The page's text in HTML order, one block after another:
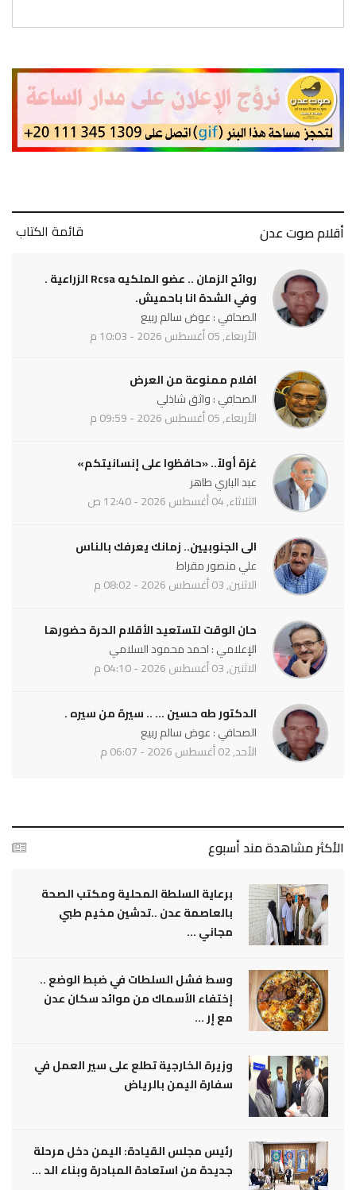
أقلام صوت عدن قائمة الكتاب
روائح الزمان .. عضو الملكيه Rcsa الزراعية .
وفي الشدة انا باحميش.
الصحافي : عوض سالم ربيع
الأربعاء, 05 أغسطس 2026 - 10:03 م
افلام ممنوعة من العرض
الصحافي : واثق شاذلي
الأربعاء, 05 أغسطس 2026 - 09:59 م
غزة أولاً.. «حافظوا على إنسانيتكم»
عبد الباري طاهر
الثلاثاء, 04 أغسطس 2026 - 12:40 ص
الى الجنوبيين.. زمانك يعرفك بالناس
علي منصور مقراط
الاثنين, 03 أغسطس 2026 - 08:02 م
حان الوقت لتستعيد الأقلام الحرة حضورها
الإعلامي : احمد محمود السلامي
الاثنين, 03 أغسطس 2026 - 04:10 م
الدكتور طه حسين ... .. سيرة من سيره .
الصحافي : عوض سالم ربيع
الأحد, 02 أغسطس 2026 - 06:07 م
الأكثر مشاهدة مند أسبوع
برعاية السلطة المحلية ومكتب الصحة
بالعاصمة عدن ..تدشين مخيم طبي
مجاني ...
وسط فشل السلطات في ضبط الوضع ..
إختفاء الأسماك من موائد سكان عدن
مع إر ...
وزيرة الخارجية تطلع على سير العمل في
سفارة اليمن بالرياض
رئيس مجلس القيادة: اليمن دخل مرحلة
جديدة من استعادة المبادرة وبناء الد ...